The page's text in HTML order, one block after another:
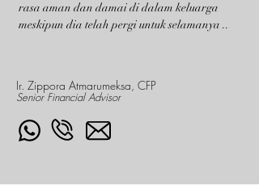
rasa aman dan damai di dalam keluarga
meskipun dia telah pergi untuk selamanya ..
Ir. Zippora Atmarumeksa, CFP
Senior Financial Advisor